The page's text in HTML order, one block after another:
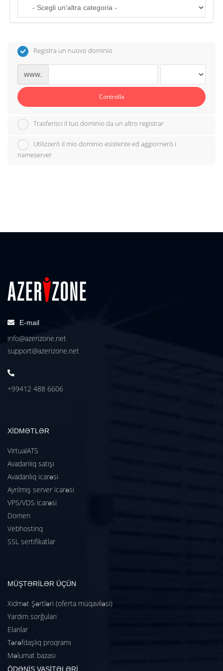
Registra un nuovo dominio
www.
Controlla
Trasferisci il tuo dominio da un altro registrar
Utilizzerò il mio dominio esistente ed aggiornerò i
nameserver
E-mail
info@azerizone.net
support@azerizone.net
+99412 488 6606
XİDMƏTLƏR
VirtualATS
Avadanlıq satışı
Avadanlıq icarəsi
Ayrılmış server icarəsi
VPS/VDS icarəsi
Domen
Vebhostinq
SSL sertifikatlar
MÜŞTƏRİLƏR ÜÇÜN
Xidmət Şərtləri (oferta müqaviləsi)
Yardım sorğuları
Elanlar
Tərəfdaşlıq proqramı
Məlumat bazası
ÖDƏNİŞ VASİTƏLƏRİ